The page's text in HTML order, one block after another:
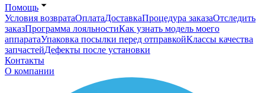
Помощь
Условия возвратаОплатаДоставкаПроцедура заказаОтследить
заказПрограмма лояльностиКак узнать модель моего
аппаратаУпаковка посылки перед отправкойКлассы качества
запчастейДефекты после установки
Контакты
О компании